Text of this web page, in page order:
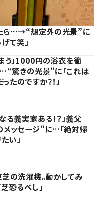
ら…→“想定外の光景”に
げて笑」
う」1000円の浴衣を衝
…“驚きの光景”に「これは
たのですか？！」
る義実家ある！？」義父
ッセージ”に…「絶対帰
い」
の洗濯機。動かしてみ
恐るべし」